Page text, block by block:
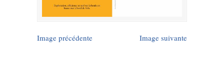
Image précédente Image suivante